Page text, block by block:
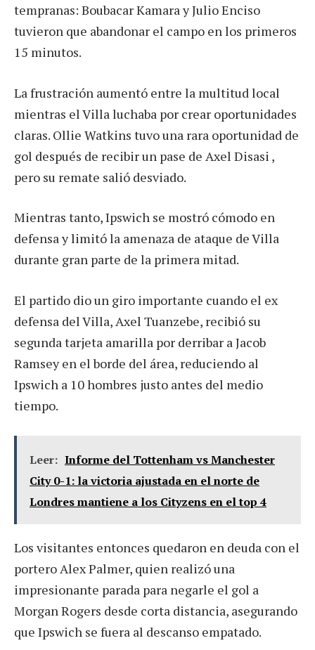
tempranas: Boubacar Kamara y Julio Enciso
tuvieron que abandonar el campo en los primeros
15 minutos.
La frustración aumentó entre la multitud local
mientras el Villa luchaba por crear oportunidades
claras. Ollie Watkins tuvo una rara oportunidad de
gol después de recibir un pase de Axel Disasi ,
pero su remate salió desviado.
Mientras tanto, Ipswich se mostró cómodo en
defensa y limitó la amenaza de ataque de Villa
durante gran parte de la primera mitad.
El partido dio un giro importante cuando el ex
defensa del Villa, Axel Tuanzebe, recibió su
segunda tarjeta amarilla por derribar a Jacob
Ramsey en el borde del área, reduciendo al
Ipswich a 10 hombres justo antes del medio
tiempo.
Leer: Informe del Tottenham vs Manchester
City 0-1: la victoria ajustada en el norte de
Londres mantiene a los Cityzens en el top 4
Los visitantes entonces quedaron en deuda con el
portero Alex Palmer, quien realizó una
impresionante parada para negarle el gol a
Morgan Rogers desde corta distancia, asegurando
que Ipswich se fuera al descanso empatado.